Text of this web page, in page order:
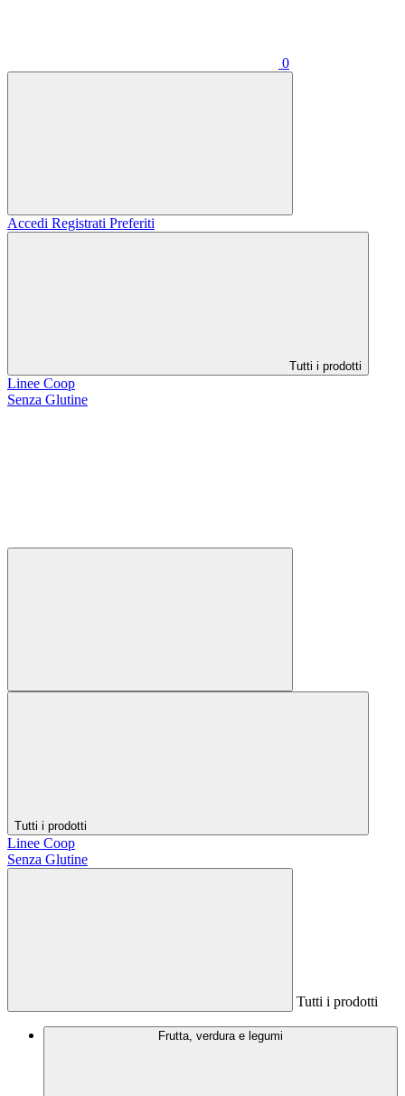
0
Accedi Registrati Preferiti
Tutti i prodotti
Linee Coop
Senza Glutine
Tutti i prodotti
Linee Coop
Senza Glutine
Tutti i prodotti
Frutta, verdura e legumi